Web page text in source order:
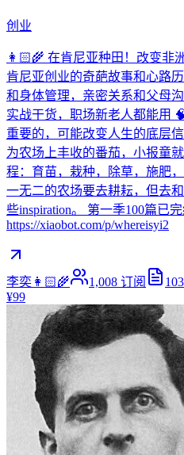
创业
👩🏻‍🌾 在肯尼亚种田！改变
肯尼亚创业的奇葩故事和心路
和身体管理，亲密关系和父母
实战干货，职场新老人都能用
重要的，可能改变人生的底层
为农场上丰收的番茄，小报童
程：育苗，栽种，除草，施肥
一无二的农场要去耕耘，但去
些inspiration。 第一季100篇已
https://xiaobot.com/p/whereisyi2
李奕👩🏻‍🌾 1,008 订阅 103
¥99